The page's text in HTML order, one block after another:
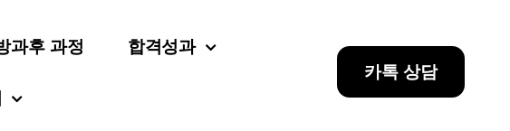
과후 과정 합격성과
카톡 상담